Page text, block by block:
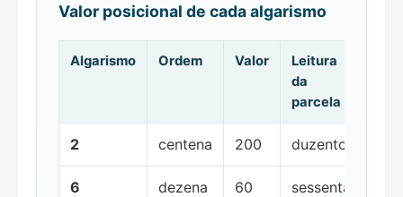
Valor posicional de cada algarismo
Algarismo Ordem Valor
Leitura
da
parcela
2 centena 200 duzentos
6 dezena 60 sessenta